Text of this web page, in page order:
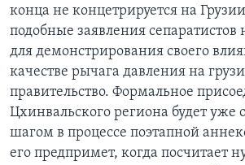
конца не концетрируется на
подобные заявления
для демонстрирования своего
качестве рычага давления на
правительство. Формальное
Цхинвальского региона будет уже
шагом в процессе поэтапной
его предпримет, когда посчитает